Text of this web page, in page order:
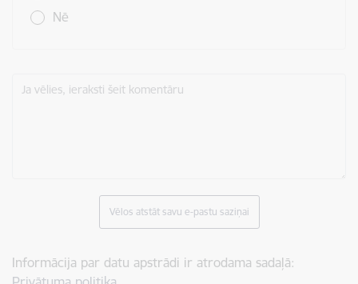
Nē
Ja vēlies, ieraksti šeit komentāru
Vēlos atstāt savu e-pastu saziņai
Informācija par datu apstrādi ir atrodama sadaļā: